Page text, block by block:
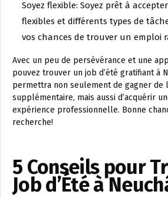
Soyez flexible: Soyez prêt à
flexibles et différents types de
vos chances de trouver un emploi
Avec un peu de persévérance et une
pouvez trouver un job d’été gratifiant à
permettra non seulement de gagner de
supplémentaire, mais aussi d’acquérir
expérience professionnelle. Bonne
recherche!
5 Conseils pour
Job d’Été à